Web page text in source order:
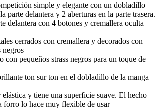
simple y elegante con un dobladillo
parte delantera y 2 aberturas en la parte trasera.
delantera con 4 botones y cremallera oculta
cerrados con cremallera y decorados con
negros
con pequeños strass negros para un toque de
ton sur ton en el dobladillo de la manga
elástica y tiene una superficie suave. El hecho
forro lo hace muy flexible de usar